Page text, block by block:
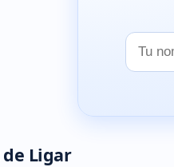
Tu
nombre
Ligar